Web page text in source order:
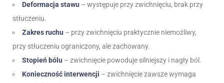
Deformacja stawu – występuje przy zwichnięciu, brak przy
stłuczeniu.
Zakres ruchu – przy zwichnięciu praktycznie niemożliwy,
przy stłuczeniu ograniczony, ale zachowany.
Stopień bólu – zwichnięcie powoduje silniejszy i nagły ból.
Konieczność interwencji – zwichnięcie zawsze wymaga